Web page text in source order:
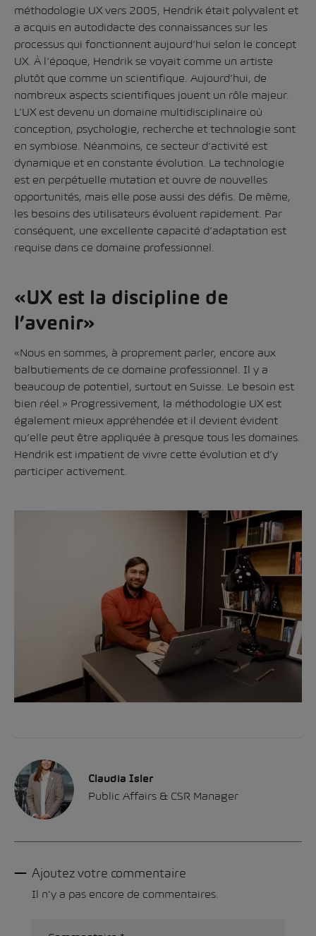
méthodologie UX vers 2005, Hendrik était polyvalent et
a acquis en autodidacte des connaissances sur les
processus qui fonctionnent aujourd’hui selon le concept
UX. À l’époque, Hendrik se voyait comme un artiste
plutôt que comme un scientifique. Aujourd’hui, de
nombreux aspects scientifiques jouent un rôle majeur.
L’UX est devenu un domaine multidisciplinaire où
conception, psychologie, recherche et technologie sont
en symbiose. Néanmoins, ce secteur d’activité est
dynamique et en constante évolution. La technologie
est en perpétuelle mutation et ouvre de nouvelles
opportunités, mais elle pose aussi des défis. De même,
les besoins des utilisateurs évoluent rapidement. Par
conséquent, une excellente capacité d’adaptation est
requise dans ce domaine professionnel.
«UX est la discipline de
l’avenir»
«Nous en sommes, à proprement parler, encore aux
balbutiements de ce domaine professionnel. Il y a
beaucoup de potentiel, surtout en Suisse. Le besoin est
bien réel.» Progressivement, la méthodologie UX est
également mieux appréhendée et il devient évident
qu’elle peut être appliquée à presque tous les domaines.
Hendrik est impatient de vivre cette évolution et d’y
participer activement.
Claudia Isler
Public Affairs & CSR Manager
Ajoutez votre commentaire
Il n'y a pas encore de commentaires.